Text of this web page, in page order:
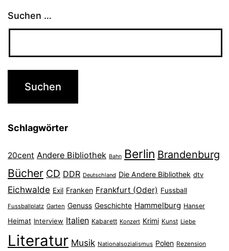
Suchen …
Schlagwörter
20cent Andere Bibliothek Bahn Berlin Brandenburg
Bücher CD DDR Deutschland Die Andere Bibliothek dtv
Eichwalde Exil Franken Frankfurt (Oder) Fussball
Fussballplatz Garten Genuss Geschichte Hammelburg Hanser
Heimat Interview Italien Kabarett Konzert Krimi Kunst Liebe
Literatur Musik Nationalsozialismus Polen Rezension